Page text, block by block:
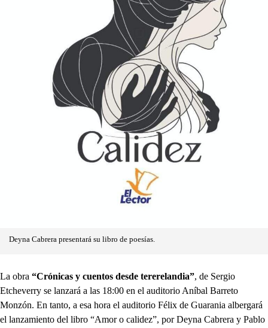
Deyna Cabrera presentará su libro de poesías.
La obra “Crónicas y cuentos desde tererelandia”, de Sergio
Etcheverry se lanzará a las 18:00 en el auditorio Aníbal Barreto
Monzón. En tanto, a esa hora el auditorio Félix de Guarania albergará
el lanzamiento del libro “Amor o calidez”, por Deyna Cabrera y Pablo